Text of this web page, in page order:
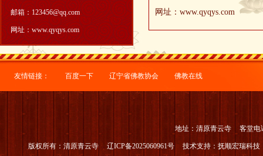
邮箱：123456@qq.com
网址：www.qyqys.com
网址：www.qyqys.com
友情链接： 百度一下 辽宁省佛教协会 佛教在线
地址：清原青云寺 客堂电
版权所有：清原青云寺 辽ICP备2025060961号 技术支持： 抚顺宏瑞科技